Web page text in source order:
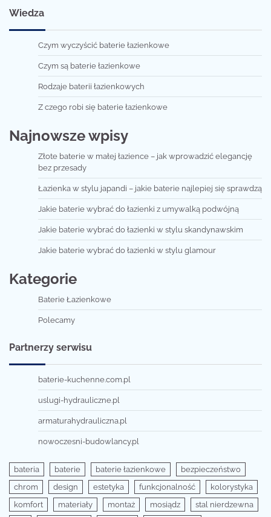
Wiedza
Czym wyczyścić baterie łazienkowe
Czym są baterie łazienkowe
Rodzaje baterii łazienkowych
Z czego robi się baterie łazienkowe
Najnowsze wpisy
Złote baterie w małej łazience – jak wprowadzić elegancję
bez przesady
Łazienka w stylu japandi – jakie baterie najlepiej się sprawdzą
Jakie baterie wybrać do łazienki z umywalką podwójną
Jakie baterie wybrać do łazienki w stylu skandynawskim
Jakie baterie wybrać do łazienki w stylu glamour
Kategorie
Baterie Łazienkowe
Polecamy
Partnerzy serwisu
baterie-kuchenne.com.pl
uslugi-hydrauliczne.pl
armaturahydrauliczna.pl
nowoczesni-budowlancy.pl
bateria baterie baterie łazienkowe
bezpieczeństwo
chrom
design estetyka funkcjonalność
kolorystyka
komfort
materiały montaż mosiądz
stal nierdzewna